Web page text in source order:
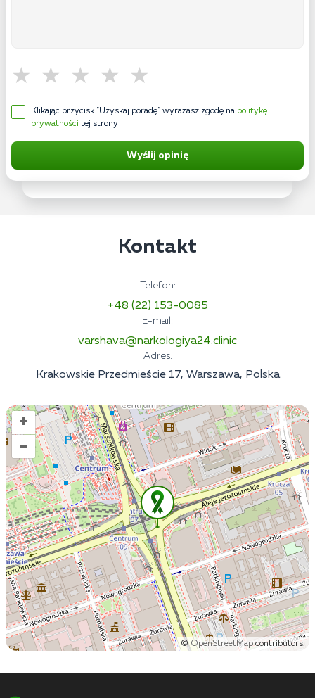
Klikając przycisk "Uzyskaj poradę" wyrażasz zgodę na politykę
prywatności tej strony
Wyślij opinię
Kontakt
Telefon:
+48 (22) 153-0085
E-mail:
varshava@narkologiya24.clinic
Adres:
Krakowskie Przedmieście 17, Warszawa, Polska
+
–
©OpenStreetMapcontributors.